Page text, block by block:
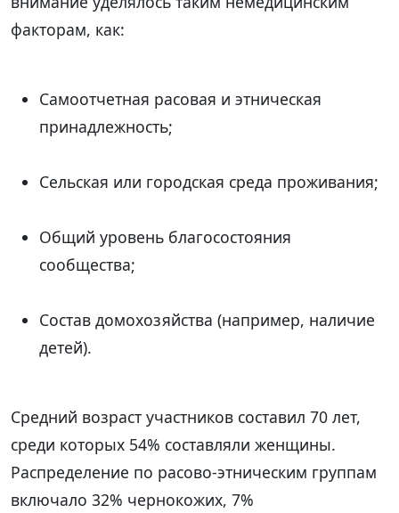
факторам, как:
Самоотчетная расовая и этническая
принадлежность;
Сельская или городская среда проживания;
Общий уровень благосостояния
сообщества;
Состав домохозяйства (например, наличие
детей).
Средний возраст участников составил 70 лет,
среди которых 54% составляли женщины.
Распределение по расово-этническим группам
включало 32% чернокожих, 7%